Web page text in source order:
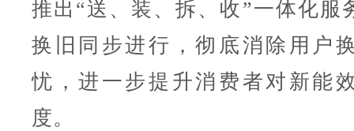
推出“送、装、拆、收”一体化服
换旧同步进行，彻底消除用户
忧，进一步提升消费者对新能
度。